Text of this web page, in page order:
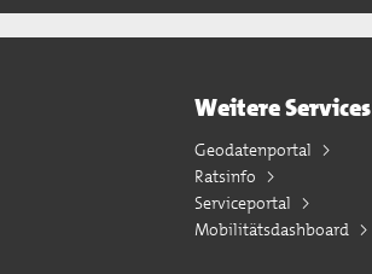
Weitere Services
Geodatenportal
Ratsinfo
Serviceportal
Mobilitätsdashboard